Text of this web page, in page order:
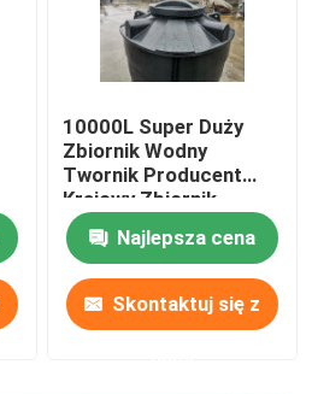
10000L Super Duży
Zbiornik Wodny
Twornik Producent
Krajowy Zbiornik
Plastikowy Twornik
RotacyjnyNajlepsza cena
Skontaktuj się z